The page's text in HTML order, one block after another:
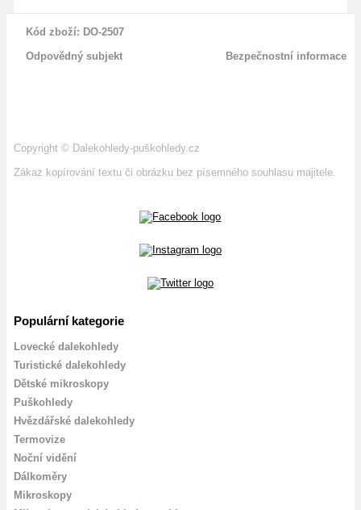
Kód zboží: DO-2507
Odpovědný subjekt
Bezpečnostní informace
Copyright © Dalekohledy-puškohledy.cz
Zákaz kopírování textu či obrázku bez písemného souhlasu majitele.
Populární kategorie
Lovecké dalekohledy
Turistické dalekohledy
Dětské mikroskopy
Puškohledy
Hvězdářské dalekohledy
Termovize
Noční vidění
Dálkoměry
Mikroskopy